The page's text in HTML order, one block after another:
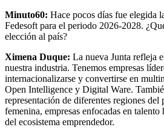
Minuto60: Hace pocos días fue elegida
Fedesoft para el periodo 2026-2028.
elección al país?
Ximena Duque: La nueva Junta refleja
nuestra industria. Tenemos empresas
internacionalizarse y convertirse en
Open Intelligence y Digital Ware.
representación de diferentes regiones del
femenina, empresas enfocadas en talento
del ecosistema emprendedor.